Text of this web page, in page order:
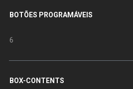
BOTÕES PROGRAMÁVEIS
6
BOX-CONTENTS